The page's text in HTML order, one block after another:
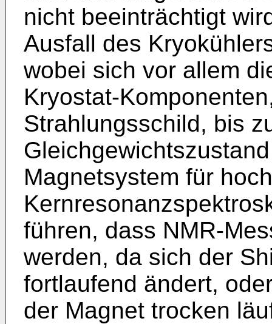
nicht beeinträchtigt
Ausfall des
wobei sich vor allem
Kryostat-
Strahlungsschild, bis
Magnetsystem für
führen, dass NMR-
werden, da sich der
fortlaufend ändert,
der Magnet trocken